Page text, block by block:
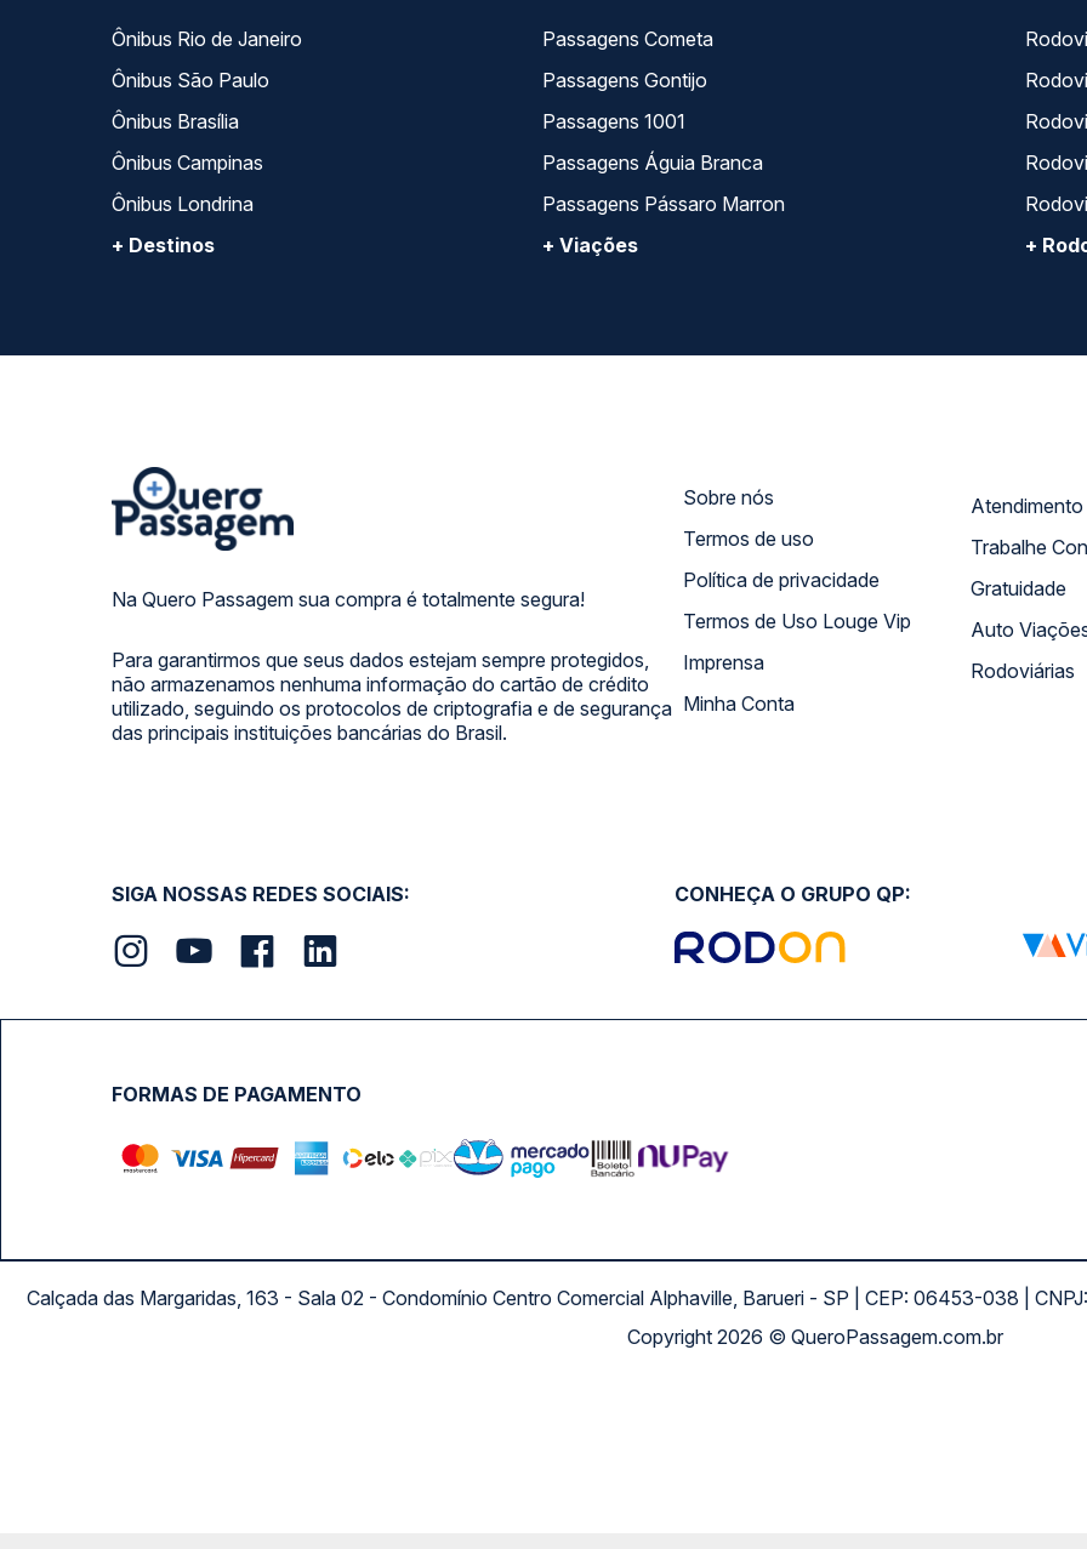
Ônibus Rio de Janeiro
Ônibus São Paulo
Ônibus Brasília
Ônibus Campinas
Ônibus Londrina
+ Destinos
Passagens Cometa
Passagens Gontijo
Passagens 1001
Passagens Águia Branca
Passagens Pássaro Marron
+ Viações
+
Na Quero Passagem sua compra é totalmente segura!
Para garantirmos que seus dados estejam sempre protegidos,
não armazenamos nenhuma informação do cartão de crédito
utilizado, seguindo os protocolos de criptografia e de segurança
das principais instituições bancárias do Brasil.
Sobre nós
Termos de uso
Política de privacidade
Termos de Uso Louge Vip
Imprensa
Minha Conta
Trabalhe
Gratuidade
Auto
Rodoviárias
SIGA NOSSAS REDES SOCIAIS: CONHEÇA O GRUPO QP:
FORMAS DE PAGAMENTO
Calçada das Margaridas, 163 - Sala 02 - Condomínio Centro Comercial Alphaville, Barueri - SP | CEP: 06453-038 |
Copyright 2026 © QueroPassagem.com.br